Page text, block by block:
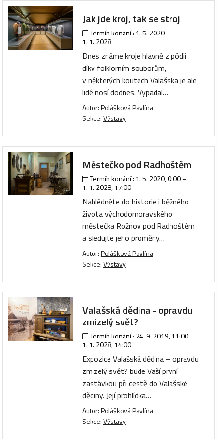
Jak jde kroj, tak se stroj
Termín konání : 1. 5. 2020–
1. 1. 2028
Dnes známe kroje hlavně z pódií
díky folklorním souborům,
v některých koutech Valašska je ale
lidé nosí dodnes. Vypadal…
Autor:Polášková Pavlína
Sekce:Výstavy
Městečko pod Radhoštěm
Termín konání : 1. 5. 2020, 0:00–
1. 1. 2028, 17:00
Nahlédněte do historie i běžného
života východomoravského
městečka Rožnov pod Radhoštěm
a sledujte jeho proměny…
Autor:Polášková Pavlína
Sekce:Výstavy
Valašská dědina - opravdu
zmizelý svět?
Termín konání : 24. 9. 2019, 11:00–
1. 1. 2028, 14:00
Expozice Valašská dědina – opravdu
zmizelý svět? bude Vaší první
zastávkou při cestě do Valašské
dědiny. Její prohlídka…
Autor:Polášková Pavlína
Sekce:Výstavy